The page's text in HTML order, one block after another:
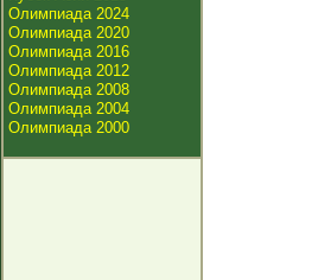
Олимпиада 2024
Олимпиада 2020
Олимпиада 2016
Олимпиада 2012
Олимпиада 2008
Олимпиада 2004
Олимпиада 2000